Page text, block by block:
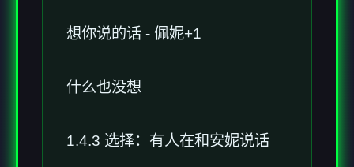
想你说的话 - 佩妮+1
什么也没想
1.4.3 选择：有人在和安妮说话